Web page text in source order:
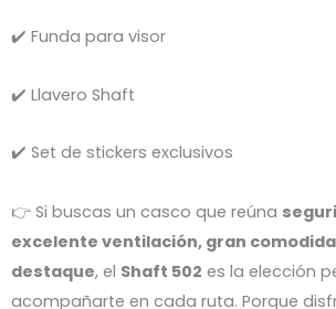
✔️ Funda para visor
✔️ Llavero Shaft
✔️ Set de stickers exclusivos
👉 Si buscas un casco que reúna
excelente ventilación, gran
destaque, el Shaft 502 es la elección
acompañarte en cada ruta. Porque